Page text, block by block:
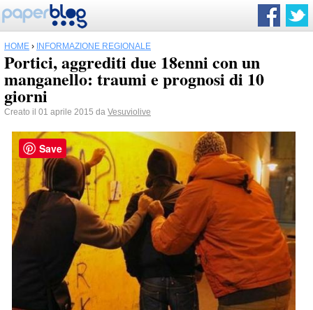
HOME › INFORMAZIONE REGIONALE
Portici, aggrediti due 18enni con un
manganello: traumi e prognosi di 10
giorni
Creato il 01 aprile 2015 da Vesuviolive
Save